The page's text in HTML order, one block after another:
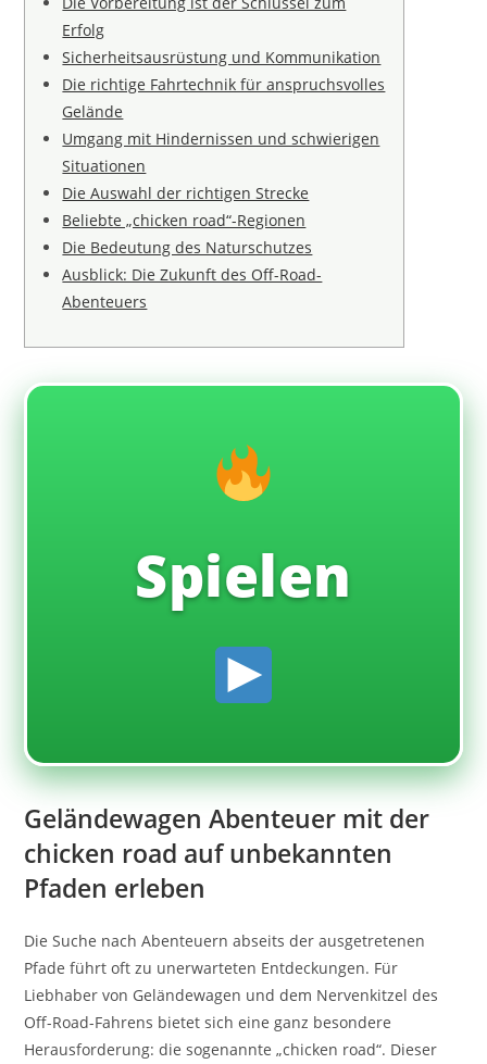
Erfolg
Sicherheitsausrüstung und Kommunikation
Die richtige Fahrtechnik für anspruchsvolles
Gelände
Umgang mit Hindernissen und schwierigen
Situationen
Die Auswahl der richtigen Strecke
Beliebte „chicken road“-Regionen
Die Bedeutung des Naturschutzes
Ausblick: Die Zukunft des Off-Road-
Abenteuers
Spielen
Geländewagen Abenteuer mit der
chicken road auf unbekannten
Pfaden erleben
Die Suche nach Abenteuern abseits der ausgetretenen
Pfade führt oft zu unerwarteten Entdeckungen. Für
Liebhaber von Geländewagen und dem Nervenkitzel des
Off-Road-Fahrens bietet sich eine ganz besondere
Herausforderung: die sogenannte „chicken road“. Dieser